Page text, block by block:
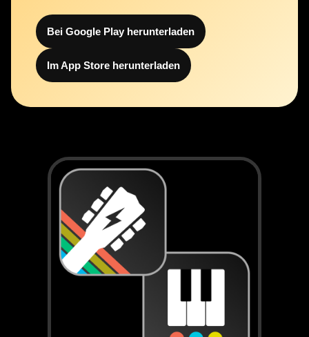
Bei Google Play herunterladen
Im App Store herunterladen